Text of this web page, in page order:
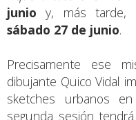
junio y, más tarde,
sábado 27 de junio.
Precisamente ese
dibujante Quico Vidal
sketches urbanos en
segunda sesión